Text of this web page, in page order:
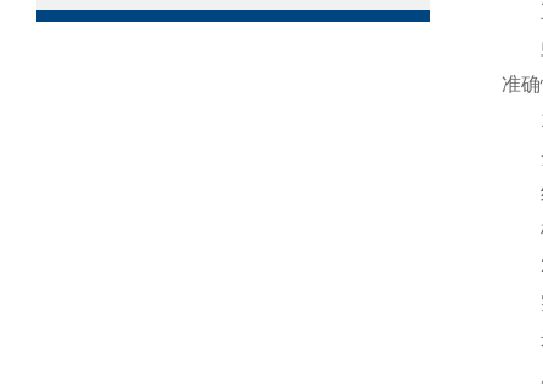
五
虫
准
1.
分
细
机
2.
实
远